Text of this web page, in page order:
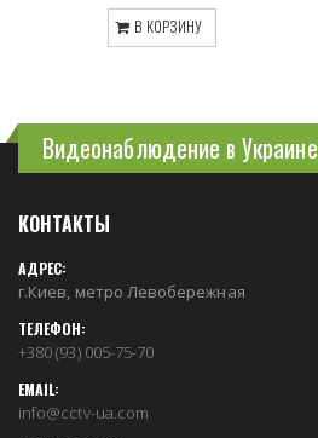
В КОРЗИНУ
Видеонаблюдение в Украине
КОНТАКТЫ
АДРЕС:
г.Киев, метро Левобережная
ТЕЛЕФОН:
+380 (93) 005-75-70
EMAIL:
info@cctv-ua.com